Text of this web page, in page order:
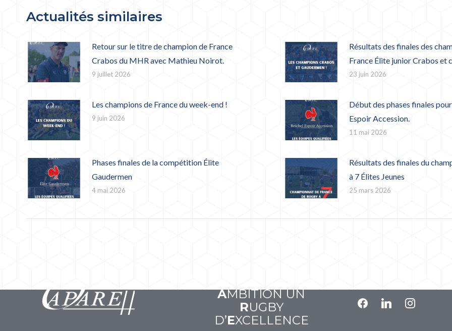
Actualités similaires
Retour sur le titre de champion de France
Crabos du MHR avec Mathieu Noirot.
9 juillet 2026
Résultats des finales des
France Élite junior Crabos et
23 juin 2026
Les champions de France du week-end !
9 juin 2026
Début des phases finales
Espoir Accession.
11 mai 2026
Phases finales de la compétition Élite
Gaudermen
4 mai 2026
Résultats des finales du
à 7 Élites Jeunes
25 mars 2026
AMBITION UN
RUGBY
D’EXCELLENCE
facebooklinkedin instagram